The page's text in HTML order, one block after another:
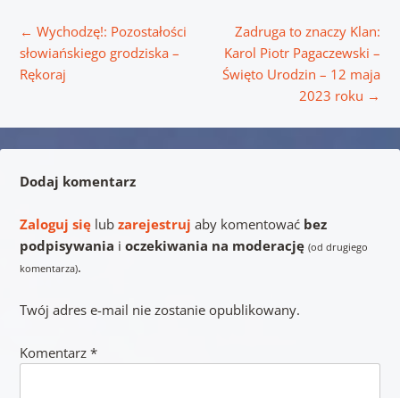
← Wychodzę!: Pozostałości
słowiańskiego grodziska –
Rękoraj
Zadruga to znaczy Klan:
Karol Piotr Pagaczewski –
Święto Urodzin – 12 maja
2023 roku →
Dodaj komentarz
Zaloguj sięlub zarejestruj aby komentować bez
podpisywania i oczekiwania na moderację (od drugiego
komentarza).
Twój adres e-mail nie zostanie opublikowany.
Komentarz *